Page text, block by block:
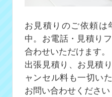
お見積りのご依頼は
中。お電話・見積り
合わせいただけます。
出張見積り、お見積
ャンセル料も一切い
お問い合わせください